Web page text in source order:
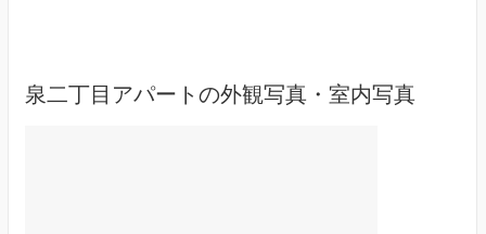
泉二丁目アパートの外観写真・室内写真